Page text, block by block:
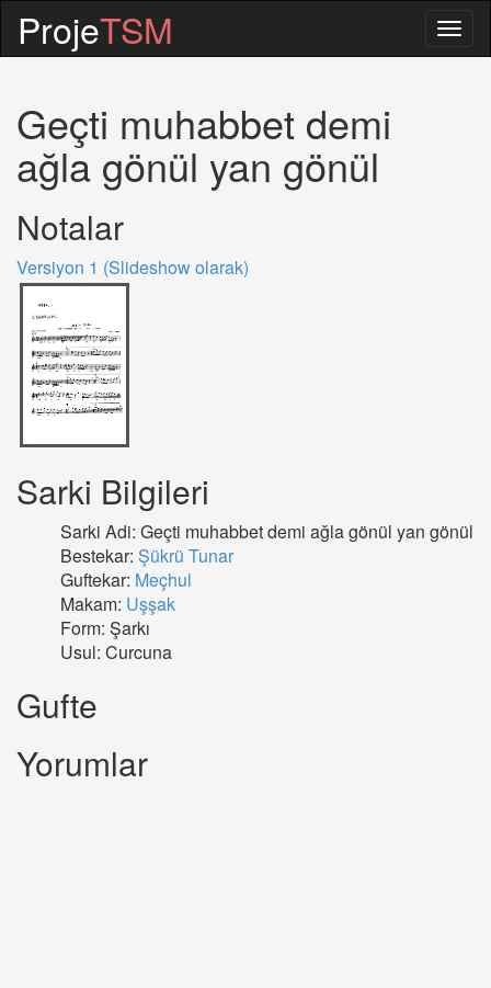
ProjeTSM
Geçti muhabbet demi
ağla gönül yan gönül
Notalar
Versiyon 1 (Slideshow olarak)
Sarki Bilgileri
Sarki Adi: Geçti muhabbet demi ağla gönül yan gönül
Bestekar: Şükrü Tunar
Guftekar: Meçhul
Makam: Uşşak
Form: Şarkı
Usul: Curcuna
Gufte
Yorumlar